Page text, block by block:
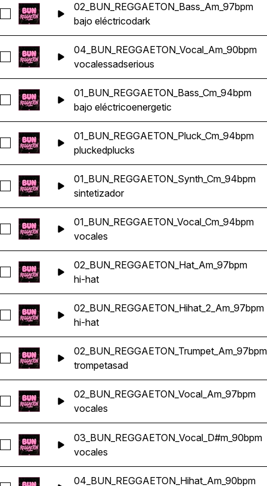
Seleccionar 02_BUN_REGGAETON_Bass_Am_97bpm
02_BUN_REGGAETON_Bass_Am_97bpm
bajo eléctricodark
Seleccionar 04_BUN_REGGAETON_Vocal_Am_90bpm
04_BUN_REGGAETON_Vocal_Am_90bpm
vocalessadserious
Seleccionar 01_BUN_REGGAETON_Bass_Cm_94bpm
01_BUN_REGGAETON_Bass_Cm_94bpm
bajo eléctricoenergetic
Seleccionar 01_BUN_REGGAETON_Pluck_Cm_94bpm
01_BUN_REGGAETON_Pluck_Cm_94bpm
pluckedplucks
Seleccionar 01_BUN_REGGAETON_Synth_Cm_94bpm
01_BUN_REGGAETON_Synth_Cm_94bpm
sintetizador
Seleccionar 01_BUN_REGGAETON_Vocal_Cm_94bpm
01_BUN_REGGAETON_Vocal_Cm_94bpm
vocales
Seleccionar 02_BUN_REGGAETON_Hat_Am_97bpm
02_BUN_REGGAETON_Hat_Am_97bpm
hi-hat
Seleccionar 02_BUN_REGGAETON_Hihat_2_Am_97bpm
02_BUN_REGGAETON_Hihat_2_Am_97bpm
hi-hat
Seleccionar 02_BUN_REGGAETON_Trumpet_Am_97bpm
02_BUN_REGGAETON_Trumpet_Am_97bpm
trompetasad
Seleccionar 02_BUN_REGGAETON_Vocal_Am_97bpm
02_BUN_REGGAETON_Vocal_Am_97bpm
vocales
Seleccionar 03_BUN_REGGAETON_Vocal_D#m_90bpm
03_BUN_REGGAETON_Vocal_D#m_90bpm
vocales
04_BUN_REGGAETON_Hihat_Am_90bpm